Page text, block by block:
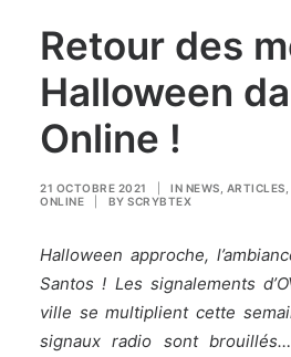
Retour des
Halloween
Online !
21 OCTOBRE 2021 IN NEWS ARTICLES
ONLINE
BY SCRYBTEX
Halloween approche,
Santos ! Les signalements
ville se multiplient cette
signaux radio sont